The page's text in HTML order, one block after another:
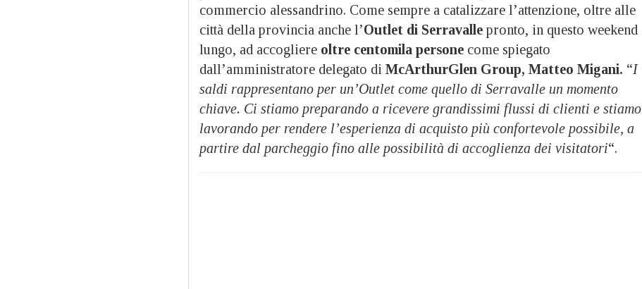
commercio alessandrino. Come sempre a catalizzare l’attenzione, oltre alle
città della provincia anche l’Outlet di Serravalle pronto, in questo weekend
lungo, ad accogliere oltre centomila persone come spiegato
dall’amministratore delegato di McArthurGlen Group, Matteo Migani. “I
saldi rappresentano per un’Outlet come quello di Serravalle un momento
chiave. Ci stiamo preparando a ricevere grandissimi flussi di clienti e stiamo
lavorando per rendere l’esperienza di acquisto più confortevole possibile, a
partire dal parcheggio fino alle possibilità di accoglienza dei visitatori“.